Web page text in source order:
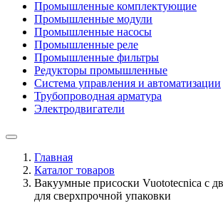
Промышленные комплектующие
Промышленные модули
Промышленные насосы
Промышленные реле
Промышленные фильтры
Редукторы промышленные
Система управления и автоматизации
Трубопроводная арматура
Электродвигатели
Главная
Каталог товаров
Вакуумные присоски Vuototecnica с
для сверхпрочной упаковки